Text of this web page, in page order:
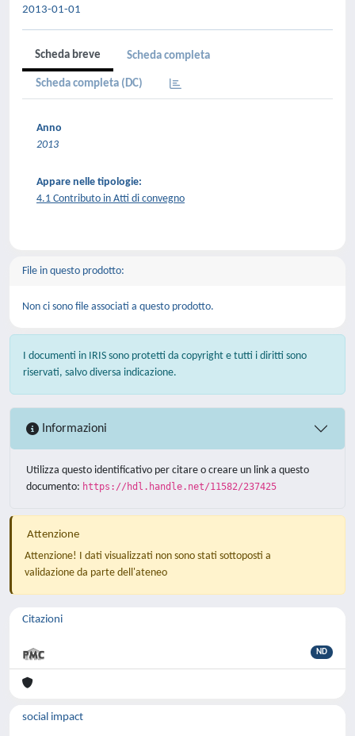
2013-01-01
Scheda breve Scheda completa
Scheda completa (DC)
Anno
2013
Appare nelle tipologie:
4.1 Contributo in Atti di convegno
File in questo prodotto:
Non ci sono file associati a questo prodotto.
I documenti in IRIS sono protetti da copyright e tutti i diritti sono
riservati, salvo diversa indicazione.
Informazioni
Utilizza questo identificativo per citare o creare un link a questo
documento: https://hdl.handle.net/11582/237425
Attenzione
Attenzione! I dati visualizzati non sono stati sottoposti a
validazione da parte dell'ateneo
Citazioni
ND
social impact